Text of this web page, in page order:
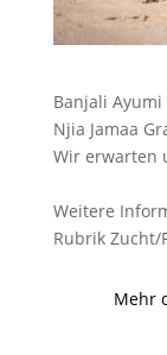
Banjali Ayumi
Njia Jamaa
Wir erwarten
Weitere
Rubrik Zucht/
Mehr